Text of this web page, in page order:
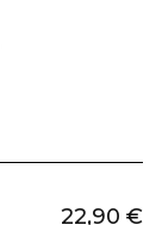
22,90 €